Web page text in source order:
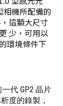
相機所配備的
這顆大尺寸
少，可用以
環境條件下
代 GP2 晶片
度的錄製，